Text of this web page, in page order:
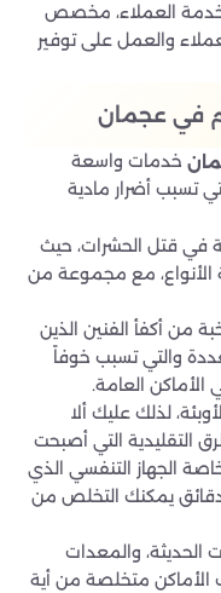
خدمة العملاء، مخصص
والعمل على توفير
في عجمان
خدمات واسعة
تسبب أضرار مادية
في قتل الحشرات، حيث
الأنواع، مع مجموعة من
من أكفأ الفنين الذين
والتي تسبب خوفاً
الأماكن العامة.
لذلك عليك ألا
التقليدية التي أصبحت
الجهاز التنفسي الذي
دقائق يمكنك التخلص من
الحديثة، والمعدات
الأماكن متخلصة من أية